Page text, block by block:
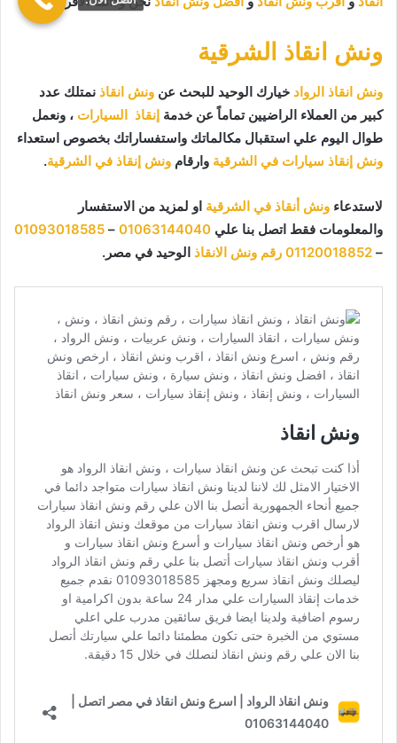
ونش انقاذ الشرقية
ونش انقاذ الرواد خيارك الوحيد للبحث عن ونش انقاذ نمتلك عدد
كبير من العملاء الراضيين تماماً عن خدمة إنقاذ السيارات ، ونعمل
طوال اليوم علي استقبال مكالماتك واستفساراتك بخصوص استعداء
ونش إنقاذ سيارات في الشرقية وارقام ونش إنقاذ في الشرقية.
لاستدعاء ونش أنقاذ في الشرقية او لمزيد من الاستفسار
والمعلومات فقط اتصل بنا علي 01063144040
–
01093018585
–
01120018852 رقم ونش الانقاذ الوحيد في مصر.